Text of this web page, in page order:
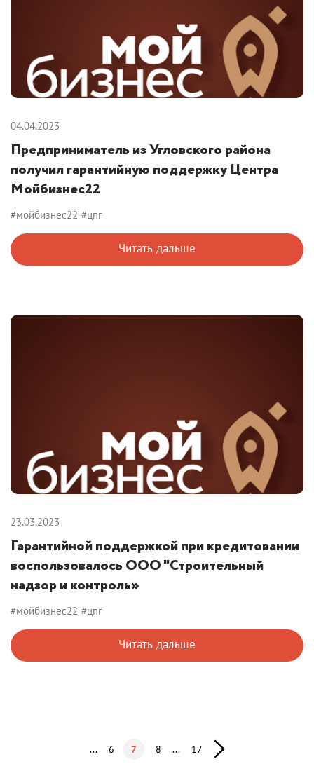
04.04.2023
Предприниматель из Угловского района
получил гарантийную поддержку Центра
Мойбизнес22
#мойбизнес22 #цпг
Читать дальше
23.03.2023
Гарантийной поддержкой при кредитовании
воспользовалось ООО "Строительный
надзор и контроль»
#мойбизнес22 #цпг
Читать дальше
... 6 7 8 ... 17